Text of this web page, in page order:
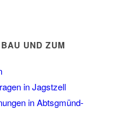
UND ZUM
in Jagstzell
in Abtsgmünd-